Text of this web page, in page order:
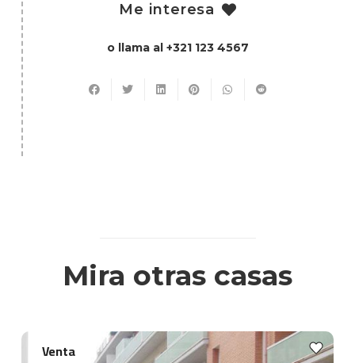
Me interesa
o llama al +321 123 4567
Mira otras casas
Venta